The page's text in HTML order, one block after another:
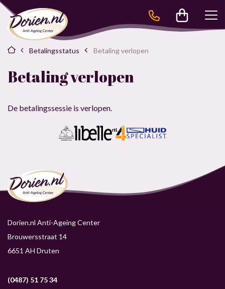
Betalingsstatus Betaling verlopen
Betaling verlopen
De betalingssessie is verlopen.
Dorien.nl Anti-Ageing Center
Brouwersstraat 14
6651 AH Druten
(0487) 51 75 34